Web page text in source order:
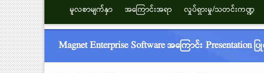
မူလစာမျက်နှာ အကြောင်းအရာ လှုပ်ရှားမှု/သတင်းကဏ္ဍ
Magnet Enterprise Software အကြောင်း Presentation ပ